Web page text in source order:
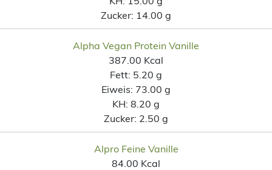
Zucker: 14.00 g
Alpha Vegan Protein Vanille
387.00 Kcal
Fett: 5.20 g
Eiweis: 73.00 g
KH: 8.20 g
Zucker: 2.50 g
Alpro Feine Vanille
84.00 Kcal